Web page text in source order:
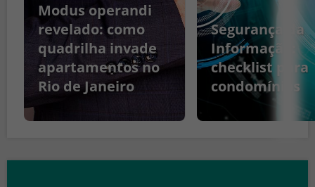
Modus operandi
revelado: como
quadrilha invade
apartamentos no
Rio de Janeiro
Segurança da
Informação:
checklist para
condomínios